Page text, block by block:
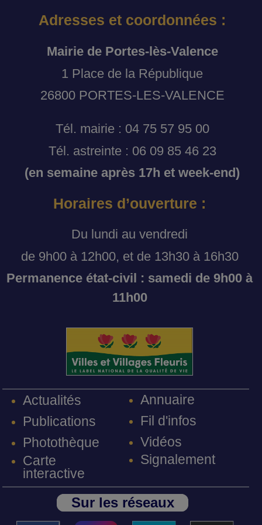
Adresses et coordonnées :
Mairie de Portes-lès-Valence
1 Place de la République
26800 PORTES-LES-VALENCE
Tél. mairie : 04 75 57 95 00
Tél. astreinte : 06 09 85 46 23
(en semaine après 17h et week-end)
Horaires d’ouverture :
Du lundi au vendredi
de 9h00 à 12h00, et de 13h30 à 16h30
Permanence état-civil : samedi de 9h00 à
11h00
Actualités
Publications
Photothèque
Carte
interactive
Annuaire
Fil d'infos
Vidéos
Signalement
Sur les réseaux